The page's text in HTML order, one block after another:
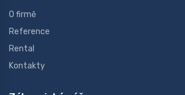
O firmě
Reference
Rental
Kontakty